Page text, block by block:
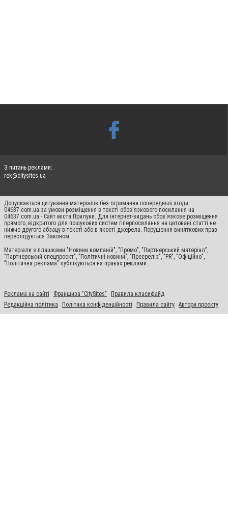
З питань реклами:
rek@citysites.ua
Допускається цитування матеріалів без отримання попередньої згоди
04637.com.ua за умови розміщення в тексті обов'язкового посилання на
04637.com.ua - Сайт міста Прилуки. Для інтернет-видань обов'язкове розміщення
прямого, відкритого для пошукових систем гіперпосилання на цитовані статті не
нижче другого абзацу в тексті або в якості джерела. Порушення виняткових прав
переслідується Законом.
Матеріали з плашками "Новини компаній", "Промо", "Партнерський матеріал",
"Партнерський спецпроєкт", "Політичні новини", "Пресреліз", "PR", "Офіційно",
"Політична реклама" публікуються на правах реклами.
Реклама на сайті Франшиза "CitySites"
Правила класифайд
Редакційна політика
Політика конфіденційності Правила сайту Автори проєкту